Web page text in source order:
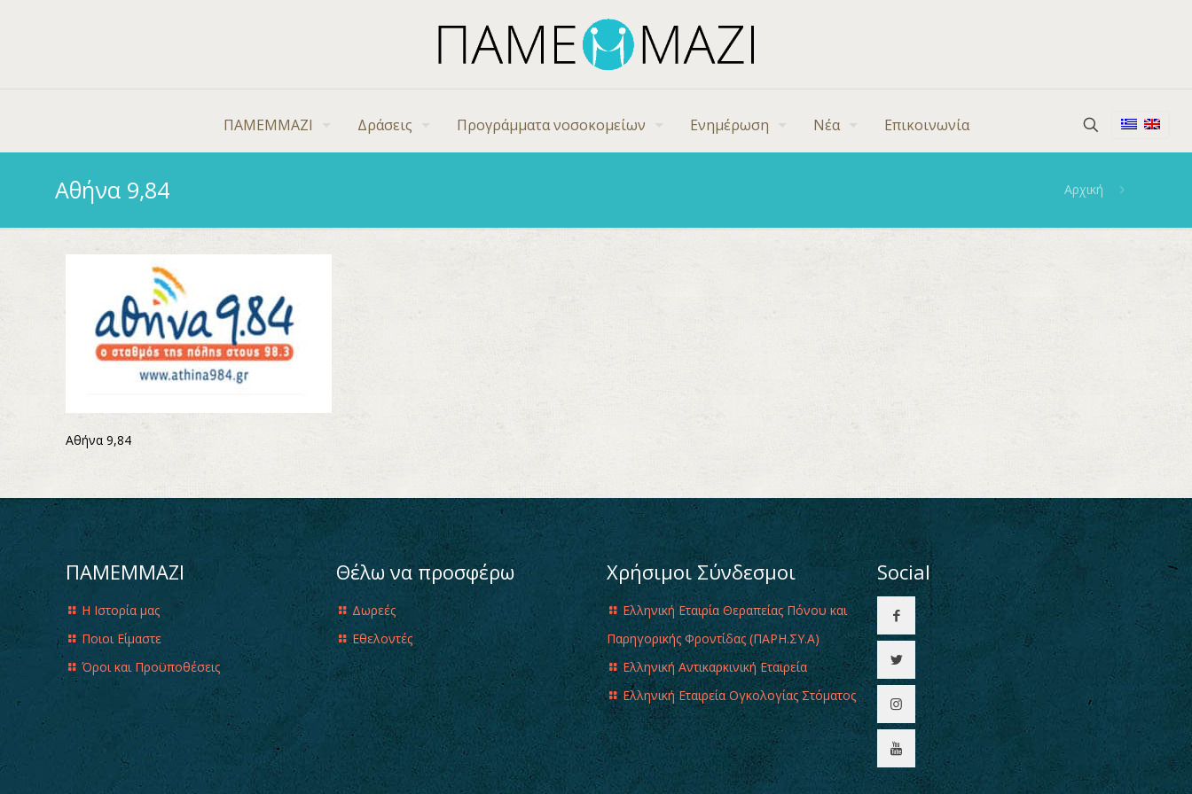
ΠΑΜΕΜΜΑΖΙ Δράσεις Προγράμματα νοσοκομείων Ενημέρωση Νέα Επικοινωνία
Αθήνα 9,84 Αρχική
Αθήνα 9,84
ΠΑΜΕΜΜΑΖΙ
Η Ιστορία μας
Ποιοι Είμαστε
Όροι και Προϋποθέσεις
Θέλω να προσφέρω
Δωρεές
Εθελοντές
Χρήσιμοι Σύνδεσμοι
Ελληνική Εταιρία Θεραπείας Πόνου και
Παρηγορικής Φροντίδας (ΠΑΡΗ.ΣΥ.Α)
Ελληνική Αντικαρκινική Εταιρεία
Ελληνική Εταιρεία Ογκολογίας Στόματος
Social